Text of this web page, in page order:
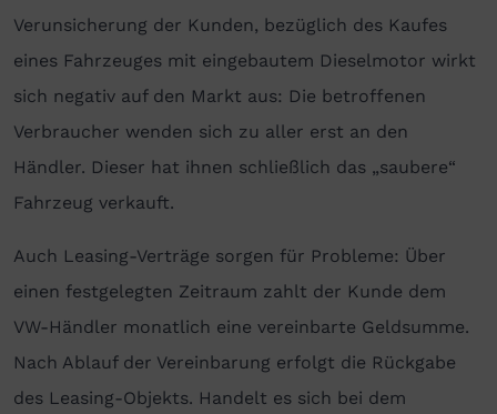
Verunsicherung der Kunden, bezüglich des Kaufes
eines Fahrzeuges mit eingebautem Dieselmotor wirkt
sich negativ auf den Markt aus: Die betroffenen
Verbraucher wenden sich zu aller erst an den
Händler. Dieser hat ihnen schließlich das „saubere“
Fahrzeug verkauft.
Auch Leasing-Verträge sorgen für Probleme: Über
einen festgelegten Zeitraum zahlt der Kunde dem
VW-Händler monatlich eine vereinbarte Geldsumme.
Nach Ablauf der Vereinbarung erfolgt die Rückgabe
des Leasing-Objekts. Handelt es sich bei dem